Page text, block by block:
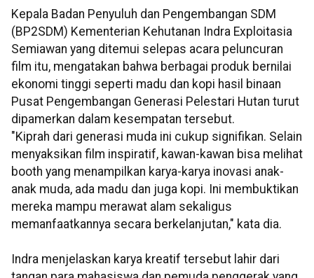
Kepala Badan Penyuluh dan Pengembangan SDM
(BP2SDM) Kementerian Kehutanan Indra Exploitasia
Semiawan yang ditemui selepas acara peluncuran
film itu, mengatakan bahwa berbagai produk bernilai
ekonomi tinggi seperti madu dan kopi hasil binaan
Pusat Pengembangan Generasi Pelestari Hutan turut
dipamerkan dalam kesempatan tersebut.
"Kiprah dari generasi muda ini cukup signifikan. Selain
menyaksikan film inspiratif, kawan-kawan bisa melihat
booth yang menampilkan karya-karya inovasi anak-
anak muda, ada madu dan juga kopi. Ini membuktikan
mereka mampu merawat alam sekaligus
memanfaatkannya secara berkelanjutan," kata dia.
Indra menjelaskan karya kreatif tersebut lahir dari